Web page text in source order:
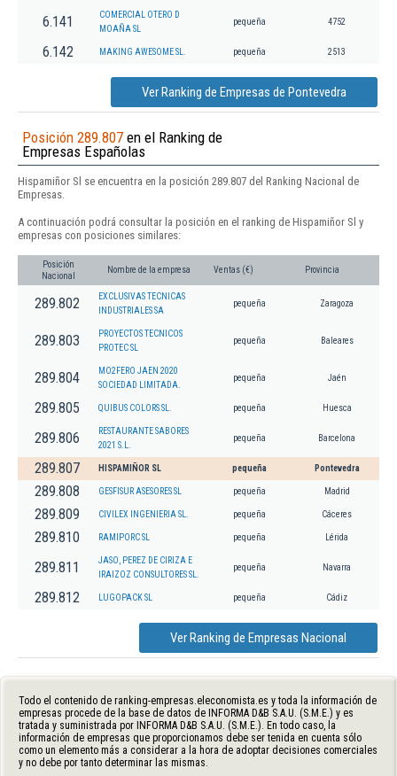
6.141
COMERCIAL OTERO D
MOAÑA SL
pequeña 4752
6.142 MAKING AWESOME SL. pequeña 2513
Ver Ranking de Empresas de Pontevedra
Posición 289.807 en el Ranking de
Empresas Españolas
Hispamiñor Sl se encuentra en la posición 289.807 del Ranking Nacional de
Empresas.
A continuación podrá consultar la posición en el ranking de Hispamiñor Sl y
empresas con posiciones similares:
Posición
Nacional
Nombre de la empresa Ventas (€) Provincia
289.802
EXCLUSIVAS TECNICAS
INDUSTRIALES SA
pequeña Zaragoza
289.803
PROYECTOS TECNICOS
PROTEC SL
pequeña Baleares
289.804
MO2FERO JAEN 2020
SOCIEDAD LIMITADA.
pequeña Jaén
289.805 QUIBUS COLORS SL. pequeña Huesca
289.806
RESTAURANTE SABORES
2021 S.L.
pequeña Barcelona
289.807 HISPAMIÑOR SL pequeña Pontevedra
289.808 GESFISUR ASESORES SL pequeña Madrid
289.809 CIVILEX INGENIERIA SL. pequeña Cáceres
289.810 RAMIPORC SL pequeña Lérida
289.811
JASO, PEREZ DE CIRIZA E
IRAIZOZ CONSULTORES SL.
pequeña Navarra
289.812 LUGOPACK SL pequeña Cádiz
Ver Ranking de Empresas Nacional
Todo el contenido de ranking-empresas.eleconomista.es y toda la información de
empresas procede de la base de datos de INFORMA D&B S.A.U. (S.M.E.) y es
tratada y suministrada por INFORMA D&B S.A.U. (S.M.E.). En todo caso, la
información de empresas que proporcionamos debe ser tenida en cuenta sólo
como un elemento más a considerar a la hora de adoptar decisiones comerciales
y no debe por tanto determinar las mismas.